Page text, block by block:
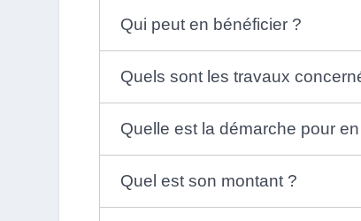
Qui peut en bénéficier ?
Quels sont les travaux
Quelle est la démarche pour
Quel est son montant ?